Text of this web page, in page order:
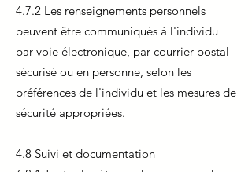
4.7.2 Les renseignements personnels
peuvent être communiqués à l'individu
par voie électronique, par courrier postal
sécurisé ou en personne, selon les
préférences de l'individu et les mesures de
sécurité appropriées.
4.8 Suivi et documentation